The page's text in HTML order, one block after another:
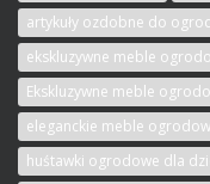
artykuły ozdobne do
ekskluzywne meble
Ekskluzywne meble
eleganckie meble
huśtawki ogrodowe dla